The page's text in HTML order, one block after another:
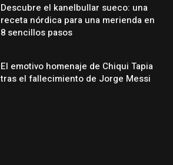
Descubre el kanelbullar sueco: una
receta nórdica para una merienda en
8 sencillos pasos
El emotivo homenaje de Chiqui Tapia
tras el fallecimiento de Jorge Messi